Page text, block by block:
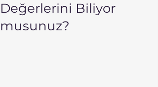
Değerlerini Biliyor
musunuz?